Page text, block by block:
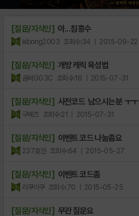
[질문/지식인] 아...침홍수
kibong2003 조회수:34 | 2015-09-22
[질문/지식인] 개방 캐릭 육성법
곰씨GG3C 조회수:16 | 2015-07-31
[질문/지식인] 사전코드 남으시는분 ㅜㅜ
구메즈 조회수:21 | 2015-07-31
[질문/지식인] 이벤트 코드 나눔좀요
237호인 조회수:64 | 2015-05-27
[질문/지식인] 이벤트 코드좀
리쿠이쿠 조회수:70 | 2015-05-25
[질문/지식인] 무관 질문요